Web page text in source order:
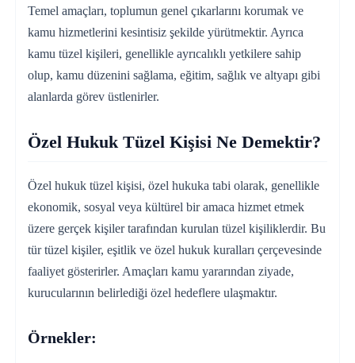
Temel amaçları, toplumun genel çıkarlarını korumak ve
kamu hizmetlerini kesintisiz şekilde yürütmektir. Ayrıca
kamu tüzel kişileri, genellikle ayrıcalıklı yetkilere sahip
olup, kamu düzenini sağlama, eğitim, sağlık ve altyapı gibi
alanlarda görev üstlenirler.
Özel Hukuk Tüzel Kişisi Ne Demektir?
Özel hukuk tüzel kişisi, özel hukuka tabi olarak, genellikle
ekonomik, sosyal veya kültürel bir amaca hizmet etmek
üzere gerçek kişiler tarafından kurulan tüzel kişiliklerdir. Bu
tür tüzel kişiler, eşitlik ve özel hukuk kuralları çerçevesinde
faaliyet gösterirler. Amaçları kamu yararından ziyade,
kurucularının belirlediği özel hedeflere ulaşmaktır.
Örnekler: